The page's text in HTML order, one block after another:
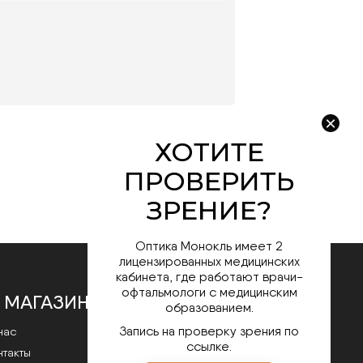
Оптика Монокль имеет 2
лицензированных медицинских
кабинета, где работают врачи-
офтальмологи с медицинским
образованием.
Запись на проверку зрения по
ссылке.